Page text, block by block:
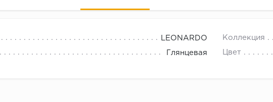
LEONARDO Коллекция
Глянцевая Цвет